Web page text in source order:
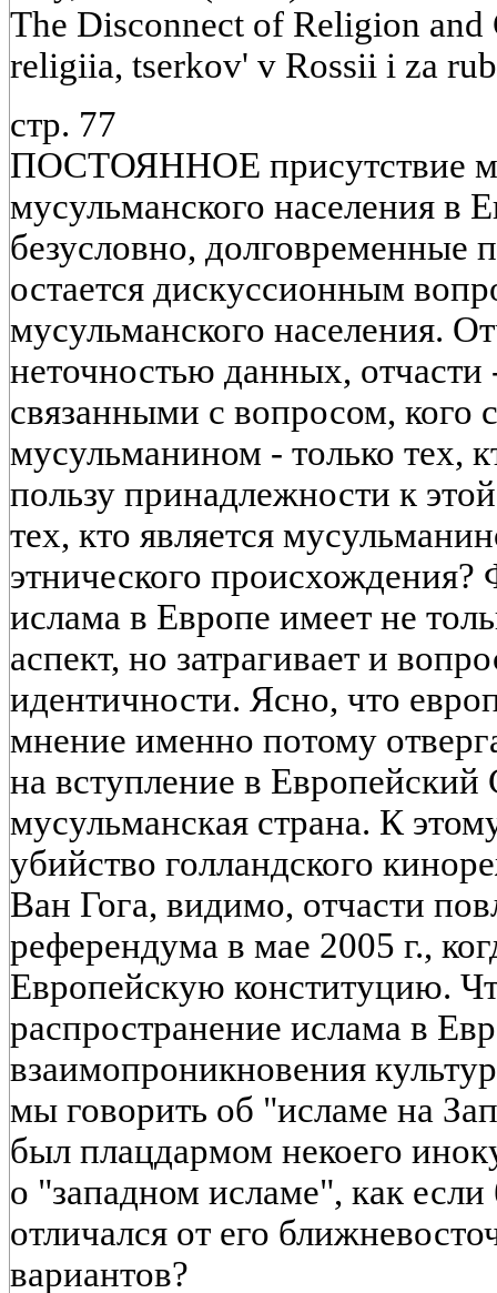
The Disconnect of Religion and
religiia, tserkov' v Rossii i za
стр. 77
ПОСТОЯННОЕ присутствие
мусульманского населения в
безусловно, долговременные
остается дискуссионным
мусульманского населения.
неточностью данных, отчасти
связанными с вопросом, кого
мусульманином - только тех,
пользу принадлежности к
тех, кто является
этнического происхождения?
ислама в Европе имеет не
аспект, но затрагивает и
идентичности. Ясно, что
мнение именно потому
на вступление в
мусульманская страна. К
убийство голландского
Ван Гога, видимо, отчасти
референдума в мае 2005 г.,
Европейскую конституцию.
распространение ислама в
взаимопроникновения
мы говорить об "исламе на
был плацдармом некоего
о "западном исламе", как
отличался от его
вариантов?